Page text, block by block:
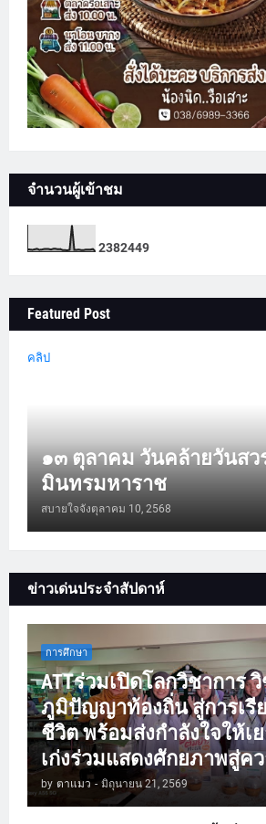
จำนวนผู้เข้าชม
2382449
Featured Post
คลิป
๑๓ ตุลาคม วันคล้ายวันสว
มินทรมหาราช
สบายใจจังตุลาคม 10, 2568
ข่าวเด่นประจำสัปดาห์
การศึกษา
ATTร่วมเปิดโลกวิชาการ
ภูมิปัญญาท้องถิ่น สู่การเรี
ชีวิต พร้อมส่งกำลังใจให้เ
เก่งร่วมแสดงศักยภาพสู่ค
by ตาแมว - มิถุนายน 21, 2569